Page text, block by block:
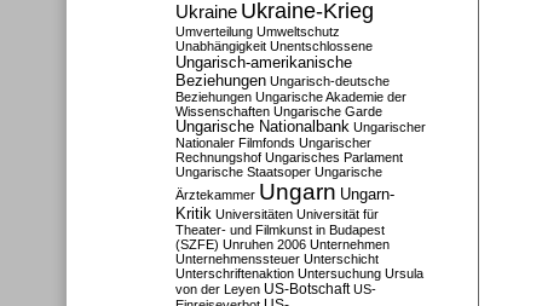
Ukraine Ukraine-Krieg
Umverteilung Umweltschutz
Unabhängigkeit Unentschlossene
Ungarisch-amerikanische
Beziehungen Ungarisch-deutsche
Beziehungen Ungarische Akademie der
Wissenschaften Ungarische Garde
Ungarische Nationalbank Ungarischer
Nationaler Filmfonds Ungarischer
Rechnungshof Ungarisches Parlament
Ungarische Staatsoper Ungarische
Ärztekammer Ungarn Ungarn-
Kritik Universitäten Universität für
Theater- und Filmkunst in Budapest
(SZFE) Unruhen 2006 Unternehmen
Unternehmenssteuer Unterschicht
Unterschriftenaktion Untersuchung Ursula
von der Leyen US-Botschaft US-